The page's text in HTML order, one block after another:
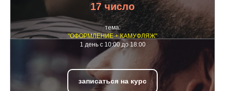
17 число
тема:
"ОФОРМЛЕНИЕ + КАМУФЛЯЖ"
1 день с 10:00 до 18:00
записаться на курс